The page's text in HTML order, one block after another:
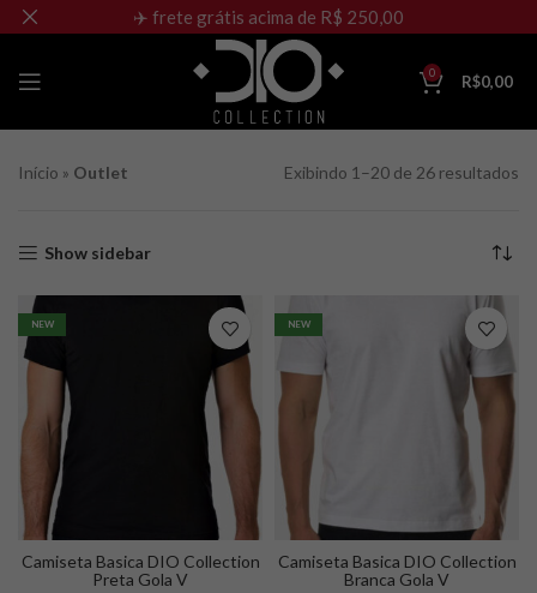
0 R$0,00
Início » Outlet Exibindo 1–20 de 26 resultados
Show sidebar
NEW
Camiseta Basica DIO Collection
Preta Gola V
NEW
Camiseta Basica DIO Collection
Branca Gola V
✈️ frete grátis acima de R$ 250,00